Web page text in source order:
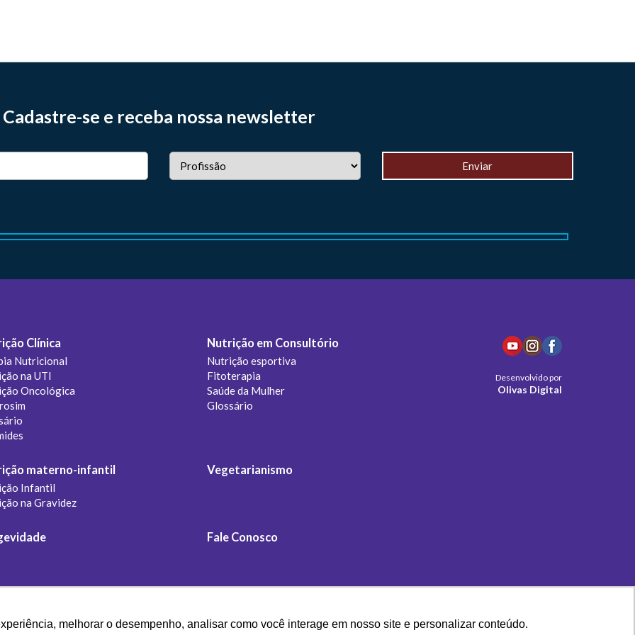
melhorar o desempenho, analisar como você interage em nosso site e personalizar conteúdo.
Cadastre-se e receba nossa newsletter
Clínica
Nutricional
na UTI
Oncológica
Nutrição em Consultório
Nutrição esportiva
Fitoterapia
Saúde da Mulher
Glossário
materno-infantil
Infantil
na Gravidez
Vegetarianismo
Fale Conosco
Desenvolvido por
Olivas Digital